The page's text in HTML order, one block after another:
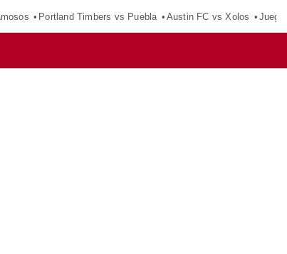
Portland Timbers vs Puebla Austin FC vs Xolos